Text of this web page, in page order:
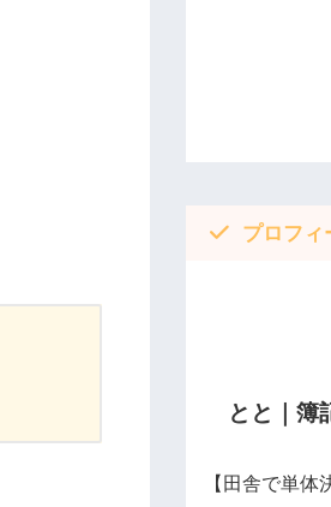
プロフィ
とと｜簿
【田舎で単体